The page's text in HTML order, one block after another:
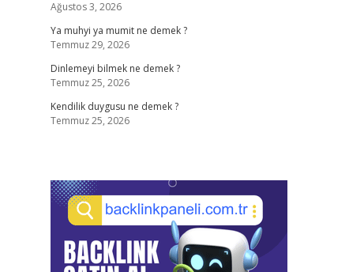
Ağustos 3, 2026
Ya muhyi ya mumit ne demek ?
Temmuz 29, 2026
Dinlemeyi bilmek ne demek ?
Temmuz 25, 2026
Kendilik duygusu ne demek ?
Temmuz 25, 2026